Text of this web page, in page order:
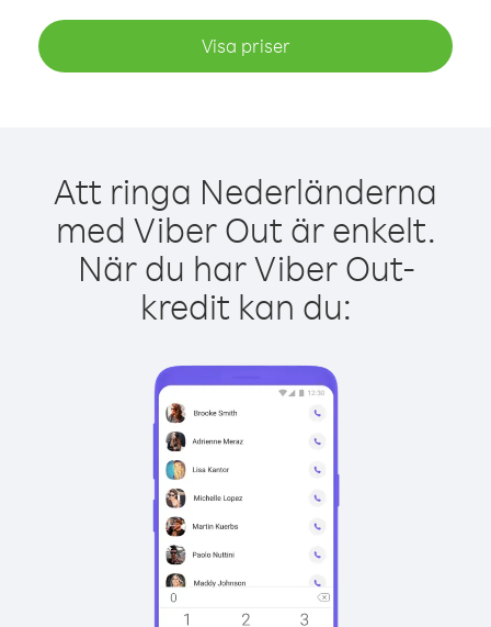
Visa priser
Att ringa Nederländerna
med Viber Out är enkelt.
När du har Viber Out-
kredit kan du: